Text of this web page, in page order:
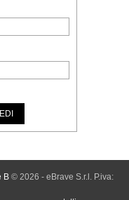
B© 2026 - eBrave S.r.l. P.iva: